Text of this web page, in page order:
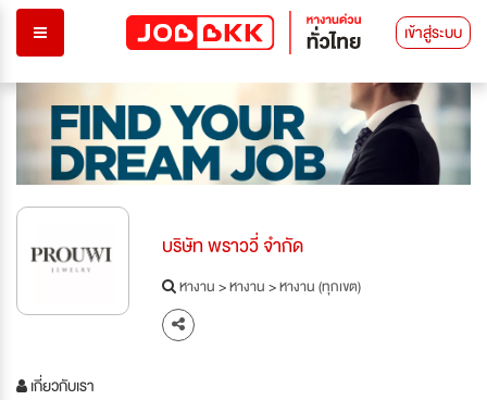
เข้าสู่ระบบ
บริษัท พราววี่ จำกัด
หางาน>หางาน>หางาน (ทุกเขต)
เกี่ยวกับเรา